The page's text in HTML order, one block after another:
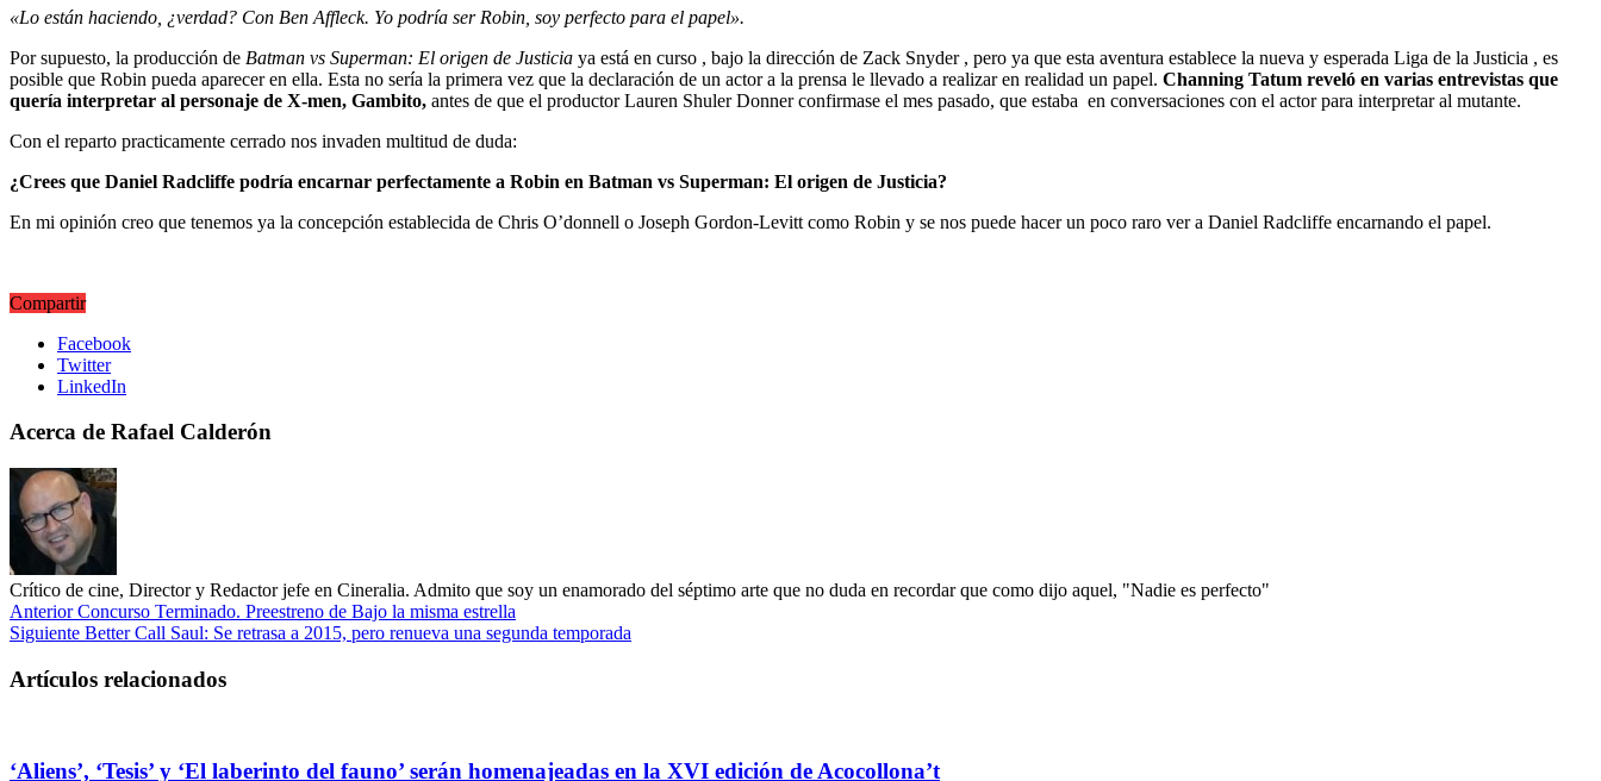
«Lo están haciendo, ¿verdad? Con Ben Affleck. Yo podría ser Robin, soy perfecto para el papel».
Por supuesto, la producción de Batman vs Superman: El origen de Justicia ya está en curso , bajo la dirección de Zack Snyder , pero ya que esta aventura establece la nueva y esperada Liga de la Justicia , es
posible que Robin pueda aparecer en ella. Esta no sería la primera vez que la declaración de un actor a la prensa le llevado a realizar en realidad un papel. Channing Tatum reveló en varias entrevistas que
quería interpretar al personaje de X-men, Gambito, antes de que el productor Lauren Shuler Donner confirmase el mes pasado, que estaba en conversaciones con el actor para interpretar al mutante.
Con el reparto practicamente cerrado nos invaden multitud de duda:
¿Crees que Daniel Radcliffe podría encarnar perfectamente a Robin en Batman vs Superman: El origen de Justicia?
En mi opinión creo que tenemos ya la concepción establecida de Chris O’donnell o Joseph Gordon-Levitt como Robin y se nos puede hacer un poco raro ver a Daniel Radcliffe encarnando el papel.
Compartir
Facebook
Twitter
LinkedIn
Acerca de Rafael Calderón
Crítico de cine, Director y Redactor jefe en Cineralia. Admito que soy un enamorado del séptimo arte que no duda en recordar que como dijo aquel, "Nadie es perfecto"
AnteriorConcurso Terminado. Preestreno de Bajo la misma estrella
Siguiente Better Call Saul: Se retrasa a 2015, pero renueva una segunda temporada
Artículos relacionados
‘Aliens’, ‘Tesis’ y ‘El laberinto del fauno’ serán homenajeadas en la XVI edición de Acocollona’t